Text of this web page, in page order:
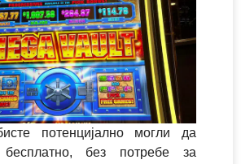
потенцијално могли да
без потребе за